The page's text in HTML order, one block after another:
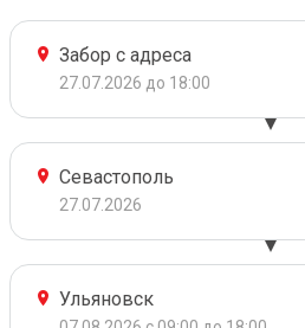
Забор с адреса
27.07.2026 до 18:00
Севастополь
27.07.2026
Ульяновск